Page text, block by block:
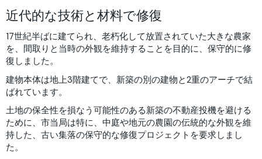
近代的な技術と材料で修復
17世紀半ばに建てられ、老朽化して放置されていた大きな農家
を、間取りと当時の外観を維持することを目的に、保守的に修
復しました。
建物本体は地上3階建てで、新築の別の建物と2重のアーチで結
ばれています。
土地の保全性を損なう可能性のある新築の不動産投機を避ける
ために、市当局は特に、中庭や地元の農園の伝統的な外観を維
持した、古い集落の保守的な修復プロジェクトを要求しまし
た。